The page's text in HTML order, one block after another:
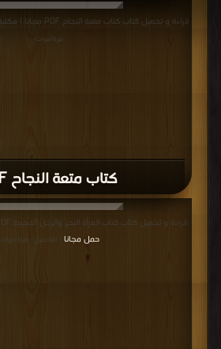
كتاب متعة النجاح PDF
قراءة و تحميل كتاب كتاب متعة النجاح PDF مجانا | مكتبة >
مرة/مرات
قراءة و تحميل كتاب كتاب المرأة البحر والرجل المحيط PDF مجانا | مكتبة >
حمل مجانا | التحميل : مرة/مرات